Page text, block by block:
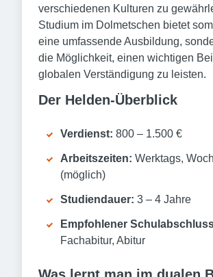
verschiedenen Kulturen zu
Studium im Dolmetschen bietet
eine umfassende Ausbildung,
die Möglichkeit, einen wichtigen
globalen Verständigung zu leisten.
Der Helden-Überblick
Verdienst: 800 – 1.500 €
Arbeitszeiten: Werktags,
(möglich)
Studiendauer: 3 – 4 Jahre
Empfohlener
Fachabitur, Abitur